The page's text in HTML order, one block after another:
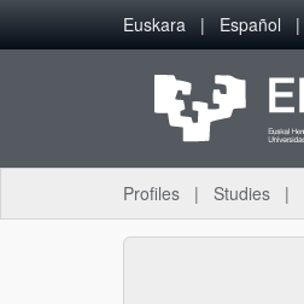
Skip to Main Content
Euskara Español
Profiles Studies